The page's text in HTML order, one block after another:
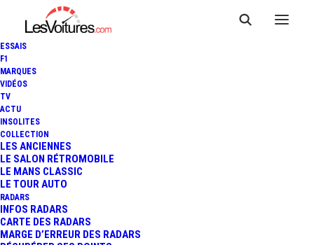
ESSAIS
F1
MARQUES
VIDÉOS
TV
ACTU
INSOLITES
COLLECTION
LES ANCIENNES
LE SALON RÉTROMOBILE
LE MANS CLASSIC
LE TOUR AUTO
RADARS
INFOS RADARS
CARTE DES RADARS
MARGE D’ERREUR DES RADARS
S'ACCROCHE AU TOIT
PENDANT 10 MIN (VIDÉO)